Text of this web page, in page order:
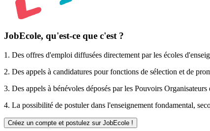
JobEcole, qu'est-ce que c'est ?
1. Des offres d'emploi diffusées directement par les écoles
2. Des appels à candidatures pour fonctions de sélection et de
3. Des appels à bénévoles déposés par les Pouvoirs
4. La possibilité de postulerdans l'enseignement fondamental,
Créez un compte et postulez sur JobEcole !